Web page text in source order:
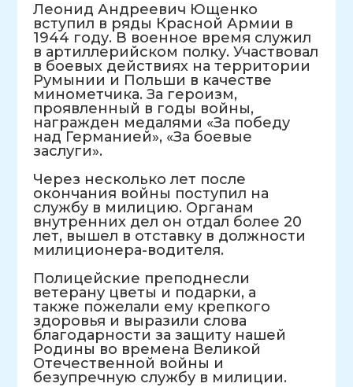
Леонид Андреевич Ющенко
вступил в ряды Красной Армии в
1944 году. В военное время служил
в артиллерийском полку. Участвовал
в боевых действиях на территории
Румынии и Польши в качестве
минометчика. За героизм,
проявленный в годы войны,
награжден медалями «За победу
над Германией», «За боевые
заслуги».
Через несколько лет после
окончания войны поступил на
службу в милицию. Органам
внутренних дел он отдал более 20
лет, вышел в отставку в должности
милиционера-водителя.
Полицейские преподнесли
ветерану цветы и подарки, а
также пожелали ему крепкого
здоровья и выразили слова
благодарности за защиту нашей
Родины во времена Великой
Отечественной войны и
безупречную службу в милиции.